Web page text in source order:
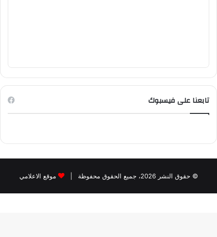
تابعنا على فيسبوك
© حقوق النشر 2026، جميع الحقوق محفوظة | موقع الاعلامي